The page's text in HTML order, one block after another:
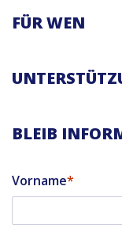
FÜR WEN
BLEIB
Vorname